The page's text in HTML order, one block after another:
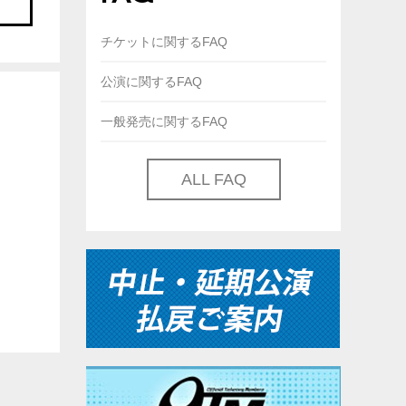
チケットに関するFAQ
公演に関するFAQ
一般発売に関するFAQ
ALL FAQ